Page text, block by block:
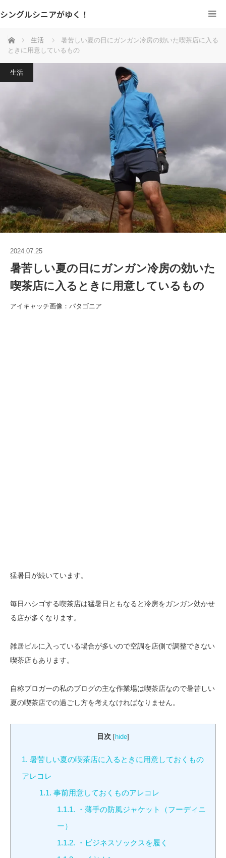
シングルシニアがゆく！
ホーム 生活
暑苦しい夏の日にガンガン冷房の効いた喫茶店に入る
ときに用意しているもの
生活
2024.07.25
暑苦しい夏の日にガンガン冷房の効いた
喫茶店に入るときに用意しているもの
アイキャッチ画像：パタゴニア
猛暑日が続いています。
毎日ハシゴする喫茶店は猛暑日ともなると冷房をガンガン効かせ
る店が多くなります。
雑居ビルに入っている場合が多いので空調を店側で調整できない
喫茶店もあります。
自称ブロガーの私のブログの主な作業場は喫茶店なので暑苦しい
夏の喫茶店での過ごし方を考えなければなりません。
目次 hide
1. 暑苦しい夏の喫茶店に入るときに用意しておくもの
アレコレ
1.1. 事前用意しておくものアレコレ
1.1.1. ・薄手の防風ジャケット（フーディニ
ー）
1.1.2. ・ビジネスソックスを履く